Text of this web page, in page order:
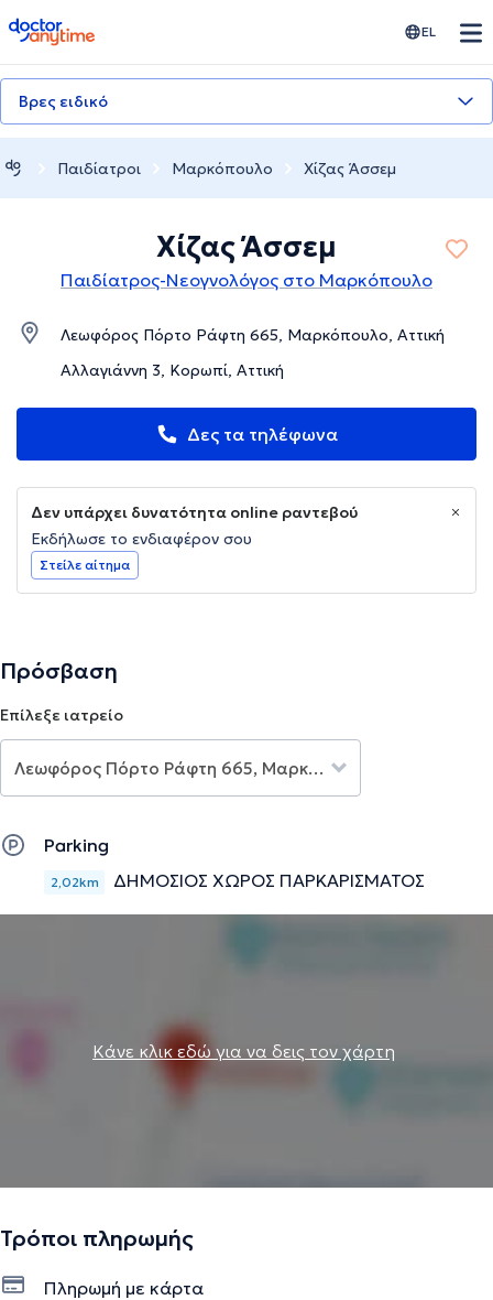
doctoranytime EL
Βρες ειδικό
Παιδίατροι Μαρκόπουλο Χίζας Άσσεμ
Χίζας Άσσεμ
Παιδίατρος-Νεογνολόγος στο Μαρκόπουλο
Λεωφόρος Πόρτο Ράφτη 665, Μαρκόπουλο, Αττική
Αλλαγιάννη 3, Κορωπί, Αττική
Δες τα τηλέφωνα
Δεν υπάρχει δυνατότητα online ραντεβού
Εκδήλωσε το ενδιαφέρον σου
Στείλε αίτημα
Πρόσβαση
Επίλεξε ιατρείο
Parking
2,02km ΔΗΜΟΣΙΟΣ ΧΩΡΟΣ ΠΑΡΚΑΡΙΣΜΑΤΟΣ
Κάνε κλικ εδώ για να δεις τον χάρτη
Τρόποι πληρωμής
Πληρωμή με κάρτα